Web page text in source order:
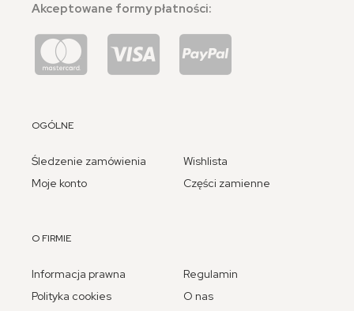
Akceptowane formy płatności:
OGÓLNE
Śledzenie zamówienia
Moje konto
Wishlista
Części zamienne
O FIRMIE
Informacja prawna
Polityka cookies
Regulamin
O nas